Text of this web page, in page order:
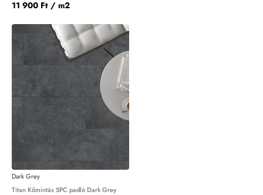
11 900 Ft / m2
Dark Grey
Titan Kőmintás SPC padló Dark Grey